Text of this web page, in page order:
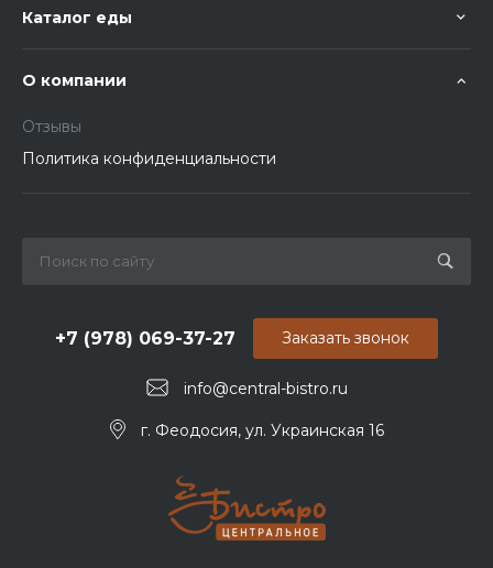
Каталог еды
О компании
Отзывы
Политика конфиденциальности
info@central-bistro.ru
+7 (978) 069-37-27
г. Феодосия, ул. Украинская 16
Заказать звонок